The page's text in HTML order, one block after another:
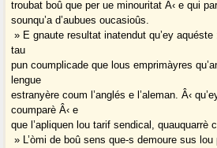
troubat boû que per ue minouritat Â‹ e qui
sounqu’a d’aubues oucasioûs.
» E gnaute resultat inatendut qu’ey
tau
pun coumplicade que lous emprimàyres
lengue
estranyère coum l’anglés e l’aleman. Â‹
coumparè Â‹ e
que l’apliquen lou tarif sendical, quauquarrè
» L’òmi de boû sens que-s demoure sus